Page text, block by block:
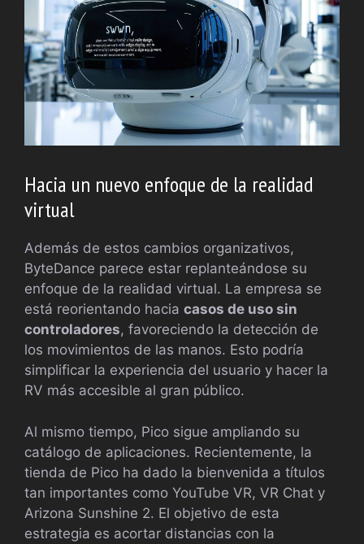
Hacia un nuevo enfoque de la realidad
virtual
Además de estos cambios organizativos,
ByteDance parece estar replanteándose su
enfoque de la realidad virtual. La empresa se
está reorientando hacia casos de uso sin
controladores, favoreciendo la detección de
los movimientos de las manos. Esto podría
simplificar la experiencia del usuario y hacer la
RV más accesible al gran público.
Al mismo tiempo, Pico sigue ampliando su
catálogo de aplicaciones. Recientemente, la
tienda de Pico ha dado la bienvenida a títulos
tan importantes como YouTube VR, VR Chat y
Arizona Sunshine 2. El objetivo de esta
estrategia es acortar distancias con la